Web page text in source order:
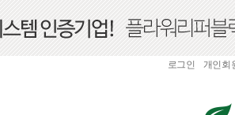
로그인 개인회